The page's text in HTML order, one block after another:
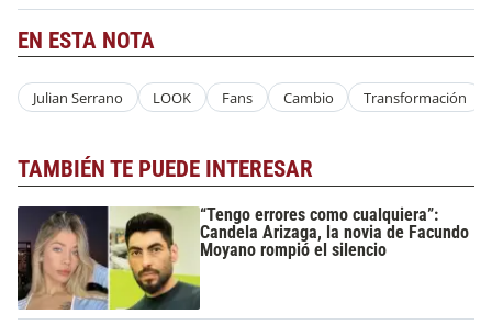
EN ESTA NOTA
Julian Serrano LOOK Fans Cambio Transformación
TAMBIÉN TE PUEDE INTERESAR
“Tengo errores como cualquiera”:
Candela Arizaga, la novia de Facundo
Moyano rompió el silencio